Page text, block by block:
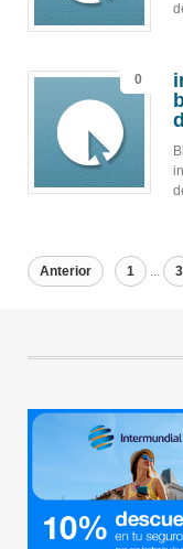
0
Anterior 1 ... 3